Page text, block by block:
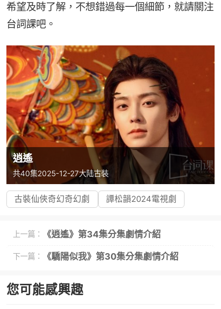
希望及時了解，不想錯過每一個細節，就請關注
台詞課吧。
逍遙
共40集2025-12-27大陆古裝
古裝仙俠奇幻奇幻劇 譚松韻2024電視劇
上一篇： 《逍遙》第34集分集劇情介紹
下一篇： 《驕陽似我》第30集分集劇情介紹
您可能感興趣